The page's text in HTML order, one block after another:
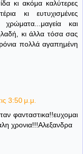
κι ακόμα καλύτερες
κι ευτυχισμένες
χρώματα...μαγεία και
κι άλλα τόσα σας
πολλά αγαπημένη
3:50 μ.μ.
φανταστικα!!ευχομαι
χρονια!!!Αλεξανδρα